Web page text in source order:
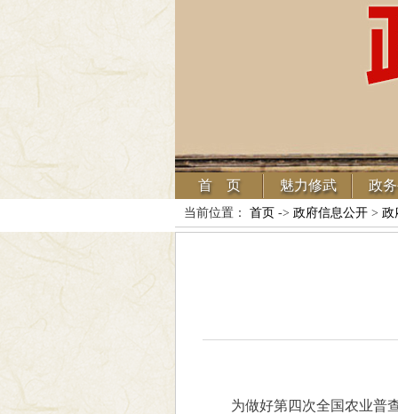
首 页 魅力修武 政
当前位置： 首页 -> 政府信息公开> 政
为做好第四次全国农业普